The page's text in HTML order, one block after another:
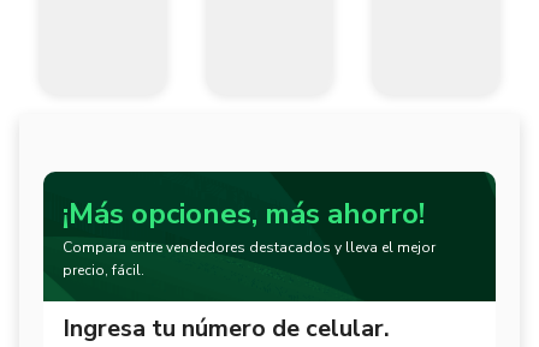
¡Más opciones, más ahorro!
Compara entre vendedores destacados y lleva el mejor
precio, fácil.
Ingresa tu número de celular.